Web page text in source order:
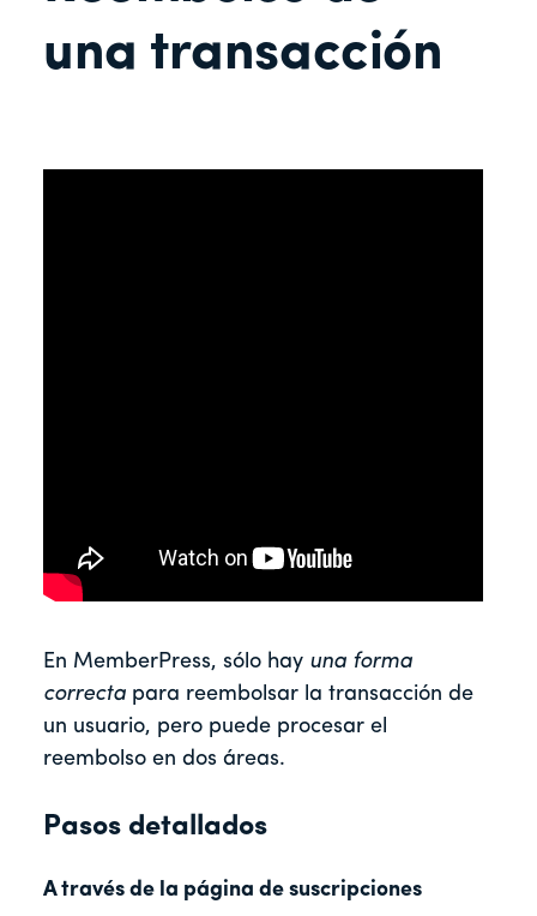
una transacción
En MemberPress, sólo hay una forma
correcta para reembolsar la transacción de
un usuario, pero puede procesar el
reembolso en dos áreas.
Pasos detallados
A través de la página de suscripciones